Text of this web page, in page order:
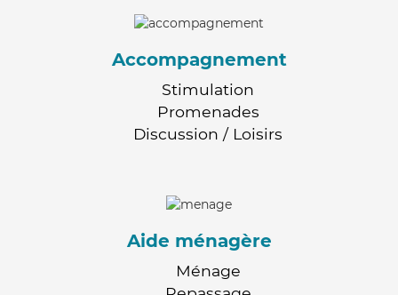
Accompagnement
Stimulation
Promenades
Discussion / Loisirs
Aide ménagère
Ménage